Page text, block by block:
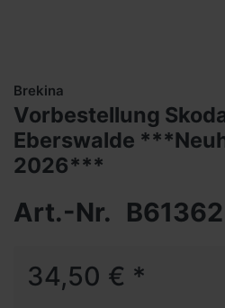
Brekina
Vorbestellung
Eberswalde
2026***
Art.-Nr. B61362
34,50 € *